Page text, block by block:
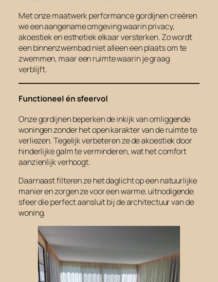
Met onze maatwerk performance gordijnen creëren
we een aangename omgeving waarin privacy,
akoestiek en esthetiek elkaar versterken. Zo wordt
een binnenzwembad niet alleen een plaats om te
zwemmen, maar een ruimte waarin je graag
verblijft.
Functioneel én sfeervol
Onze gordijnen beperken de inkijk van omliggende
woningen zonder het open karakter van de ruimte te
verliezen. Tegelijk verbeteren ze de akoestiek door
hinderlijke galm te verminderen, wat het comfort
aanzienlijk verhoogt.
Daarnaast filteren ze het daglicht op een natuurlijke
manier en zorgen ze voor een warme, uitnodigende
sfeer die perfect aansluit bij de architectuur van de
woning.